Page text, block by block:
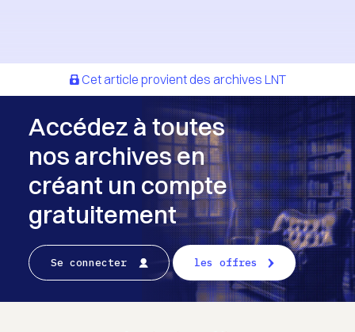
Cet article provient des archives LNT
Accédez à toutes
nos archives en
créant un compte
gratuitement
Se connecter les offres